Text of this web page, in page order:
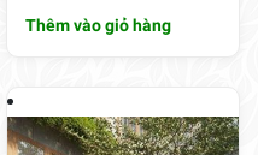
Thêm vào giỏ hàng